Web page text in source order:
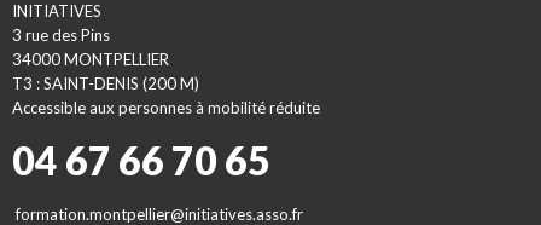
INITIATIVES
3 rue des Pins
34000 MONTPELLIER
T3 : SAINT-DENIS (200 M)
Accessible aux personnes à mobilité réduite
04 67 66 70 65
formation.montpellier@initiatives.asso.fr